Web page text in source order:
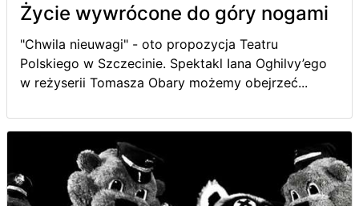
Życie wywrócone do góry nogami
"Chwila nieuwagi" - oto propozycja Teatru
Polskiego w Szczecinie. Spektakl Iana Oghilvy’ego
w reżyserii Tomasza Obary możemy obejrzeć...